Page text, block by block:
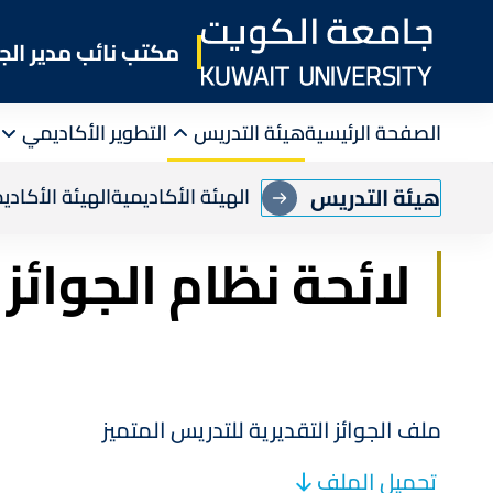
content
مكتب نائب مدير
الصفحة الرئيسيةهيئة التدريس
هيئة التدريس الهيئة الأكاديميةالهيئة
التطوير الأكاديمي
Breadcrumb
الرئيسية مكتب نائب مدير الجامعة للشئون
لائحة نظام
ملف الجوائز التقديرية للتدريس المتميز
تحميل الملف